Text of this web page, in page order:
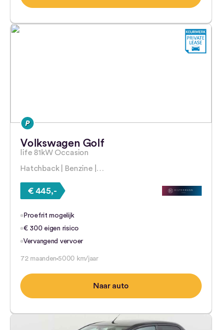
Volkswagen Golf
life 81kW Occasion
Hatchback | Benzine |…
€ 445,-
Proefrit mogelijk
€ 300 eigen risico
Vervangend vervoer
72 maanden 5000 km/jaar
Naar auto